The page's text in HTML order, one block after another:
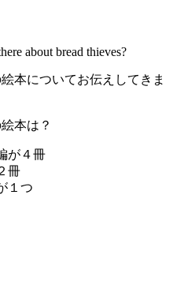
本についてお伝えしてきま
本は？
が４冊
冊
１つ